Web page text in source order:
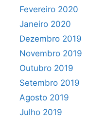
Fevereiro 2020
Janeiro 2020
Dezembro 2019
Novembro 2019
Outubro 2019
Setembro 2019
Agosto 2019
Julho 2019